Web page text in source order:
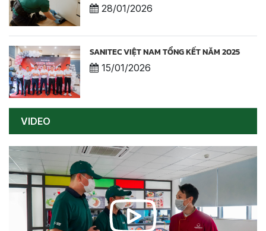
28/01/2026
SANITEC VIỆT NAM TỔNG KẾT NĂM 2025
15/01/2026
VIDEO